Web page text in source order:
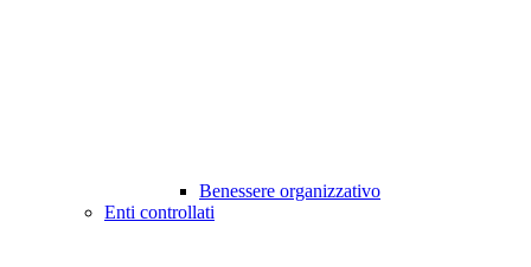
Benessere organizzativo
Enti controllati